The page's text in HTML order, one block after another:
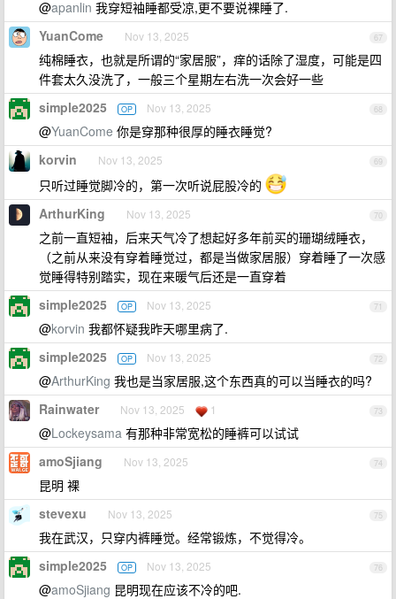
@apanlin 我穿短袖睡都受凉,更不要说裸睡了.
67
YuanCome Nov 13, 2025
纯棉睡衣，也就是所谓的“家居服”，痒的话除了湿度，可能是四
件套太久没洗了，一般三个星期左右洗一次会好一些
68
simple2025 OP Nov 13, 2025
@YuanCome 你是穿那种很厚的睡衣睡觉?
69
korvin Nov 13, 2025
只听过睡觉脚冷的，第一次听说屁股冷的
70
ArthurKing Nov 13, 2025
之前一直短袖，后来天气冷了想起好多年前买的珊瑚绒睡衣，
（之前从来没有穿着睡觉过，都是当做家居服）穿着睡了一次感
觉睡得特别踏实，现在来暖气后还是一直穿着
71
simple2025 OP Nov 13, 2025
@korvin 我都怀疑我昨天哪里病了.
72
simple2025 OP Nov 13, 2025
@ArthurKing 我也是当家居服,这个东西真的可以当睡衣的吗?
73
Rainwater Nov 13, 2025 1
@Lockeysama 有那种非常宽松的睡裤可以试试
74
amoSjiang Nov 13, 2025
昆明 裸
75
stevexu Nov 13, 2025
我在武汉，只穿内裤睡觉。经常锻炼，不觉得冷。
76
simple2025 OP Nov 13, 2025
@amoSjiang 昆明现在应该不冷的吧.